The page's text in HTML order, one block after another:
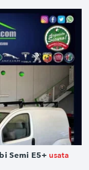
Semi E5+ usata